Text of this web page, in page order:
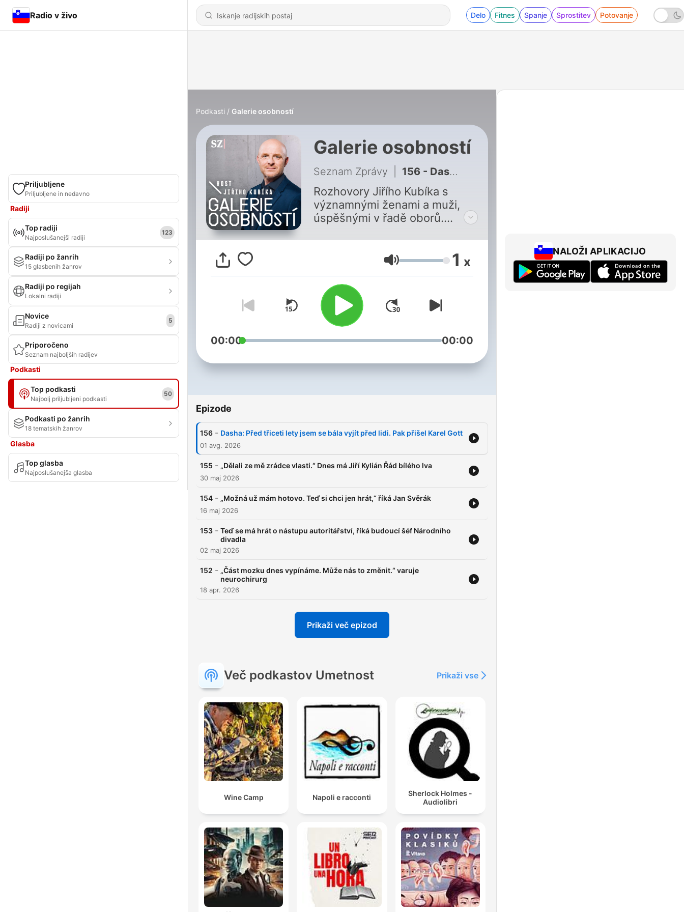
Radio v živo Delo Fitnes Spanje Sprostitev Potovanje
Priljubljene
Priljubljene in nedavno
Radiji
Top radiji
Najposlušanejši radiji
123
Radiji po žanrih
15 glasbenih žanrov
Radiji po regijah
Lokalni radiji
Novice
Radiji z novicami
5
Priporočeno
Seznam najboljših radijev
Podkasti
Top podkasti
Najbolj priljubljeni podkasti
50
Podkasti po žanrih
18 tematskih žanrov
Glasba
Top glasba
Najposlušanejša glasba
Podkasti Galerie osobností
Galerie osobností
Seznam Zprávy 156 - Dasha: Před třiceti lety jsem se bála vyjít před lidi. Pak přišel Karel Gott
Rozhovory Jiřího Kubíka s
významnými ženami a muži,
úspěšnými v řadě oborů.
životem, dílem, názory a zlomy
Glasnost 1 x
00:00 00:00
Epizode
156 - Dasha: Před třiceti lety jsem se bála vyjít před lidi. Pak přišel Karel Gott
01 avg. 2026
155 - „Dělali ze mě zrádce vlasti.“ Dnes má Jiří Kylián Řád bílého lva
30 maj 2026
154 - „Možná už mám hotovo. Teď si chci jen hrát,“ říká Jan Svěrák
16 maj 2026
153 - Teď se má hrát o nástupu autoritářství, říká budoucí šéf Národního
divadla
02 maj 2026
152 - „Část mozku dnes vypínáme. Může nás to změnit.“ varuje
neurochirurg
18 apr. 2026
Prikaži več epizod
Več podkastov Umetnost Prikaži vse
Wine Camp Napoli e racconti
Sherlock Holmes -
Audiolibri
NALOŽI APLIKACIJO